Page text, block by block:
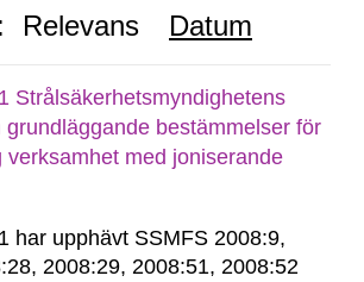
Relevans Datum
Strålsäkerhetsmyndighetens
bestämmelser för
verksamhet med joniserande
har upphävt SSMFS 2008:9,
2008:29, 2008:51, 2008:52